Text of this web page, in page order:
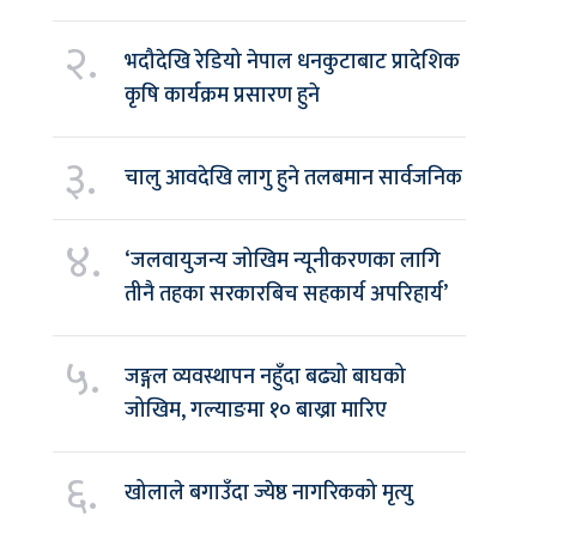
२.
भदौदेखि रेडियो नेपाल धनकुटाबाट प्रादेशिक
कृषि कार्यक्रम प्रसारण हुने
३. चालु आवदेखि लागु हुने तलबमान सार्वजनिक
४.
‘जलवायुजन्य जोखिम न्यूनीकरणका लागि
तीनै तहका सरकारबिच सहकार्य अपरिहार्य’
५.
जङ्गल व्यवस्थापन नहुँदा बढ्यो बाघको
जोखिम, गल्याङमा १० बाख्रा मारिए
६. खोलाले बगाउँदा ज्येष्ठ नागरिकको मृत्यु